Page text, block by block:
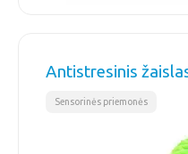
Antistresinis
Sensorinės priemonės